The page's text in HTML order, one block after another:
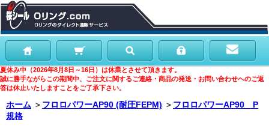
夏休み中（2026年8月8日～16日）は休業とさせて頂きます。
誠に勝手ながらこの期間中、ご注文に関するご連絡・商品の発送・お問い合わせへのご返
答は休止いたしますことをご了承下さい。
ホーム ＞ フロロパワーAP90 (耐圧FEPM) ＞ フロロパワーAP90 P
規格